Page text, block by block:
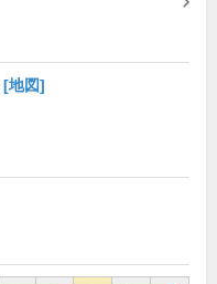
[地図]